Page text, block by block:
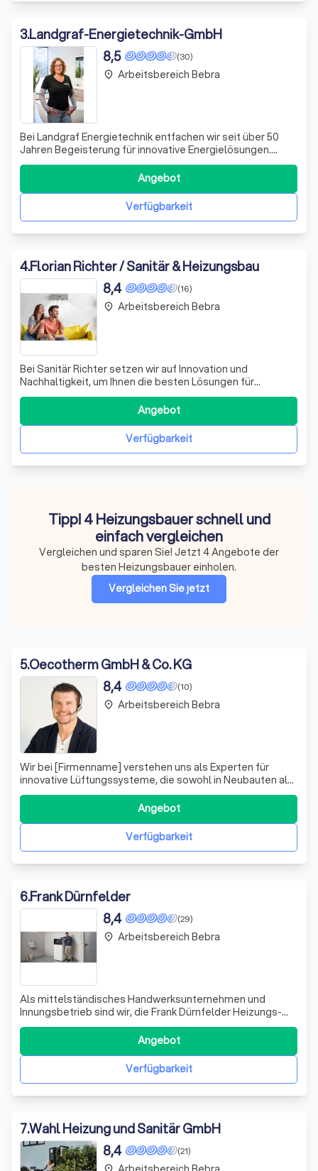
3.Landgraf-Energietechnik-GmbH
(30)
8,5
Bei Landgraf Energietechnik entfachen wir seit über 50
Jahren Begeisterung für innovative Energielösungen.
Unsere Expertise erstreckt sich über die Beratung,
Planung und Realisierung bis hin zum Verkauf von
hochwertigen Energiekonzepten, Anlagensanierungen
und alternativen Energien. Wir spezialisier
Verfügbarkeit
Angebot
place Arbeitsbereich Bebra
4.Florian Richter / Sanitär & Heizungsbau
(16)
8,4
Bei Sanitär Richter setzen wir auf Innovation und
Nachhaltigkeit, um Ihnen die besten Lösungen für
Heizungs- und Sanitäranlagen zu bieten. Unser Team aus
erfahrenen Fachleuten berät Sie umfassend über
umweltfreundliche Heizungssysteme und unterstützt Sie
bei der Beantragung staatlicher Förderungen,
Verfügbarkeit
Angebot
place Arbeitsbereich Bebra
Tipp! 4 Heizungsbauer schnell und
einfach vergleichen
Vergleichen und sparen Sie! Jetzt 4 Angebote der
besten Heizungsbauer einholen.
Vergleichen Sie jetzt
5.Oecotherm GmbH & Co. KG
(10)
8,4
Wir bei [Firmenname] verstehen uns als Experten für
innovative Lüftungssysteme, die sowohl in Neubauten als
auch bei Sanierungen für ein optimales Raumklima sorgen.
Unser Angebot umfasst zentrale sowie dezentrale
Lüftungsanlagen, die effizient und umweltfreundlich
arbeiten. Unsere zentralen Lüftungs
Verfügbarkeit
Angebot
place Arbeitsbereich Bebra
6.Frank Dürnfelder
(29)
8,4
Als mittelständisches Handwerksunternehmen und
Innungsbetrieb sind wir, die Frank Dürnfelder Heizungs-
und Sanitärtechnik, Ihre zuverlässigen Spezialisten für
modernes Heizen und innovative Badgestaltung. Mit
langjähriger Erfahrung und qualifizierten Mitarbeitern
stellen wir uns jeder Herausforderun
Verfügbarkeit
Angebot
place Arbeitsbereich Bebra
7.Wahl Heizung und Sanitär GmbH
(21)
8,4
place